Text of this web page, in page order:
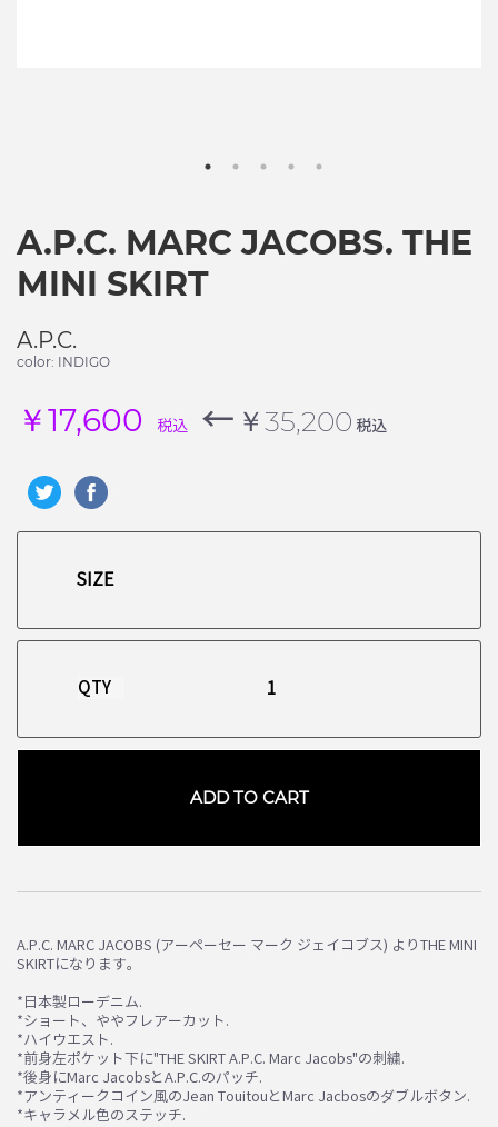
A.P.C. MARC JACOBS. THE
MINI SKIRT
A.P.C.
color: INDIGO
￥17,600 税込 ← ￥35,200 税込
QTY
ADD TO CART
A.P.C. MARC JACOBS (アーペーセー マーク ジェイコブス) よりTHE MINI
SKIRTになります。
*日本製ローデニム.
*ショート、ややフレアーカット.
*ハイウエスト.
*前身左ポケット下に"THE SKIRT A.P.C. Marc Jacobs"の刺繍.
*後身にMarc JacobsとA.P.C.のパッチ.
*アンティークコイン風のJean TouitouとMarc Jacbosのダブルボタン.
*キャラメル色のステッチ.
お買い物を続ける